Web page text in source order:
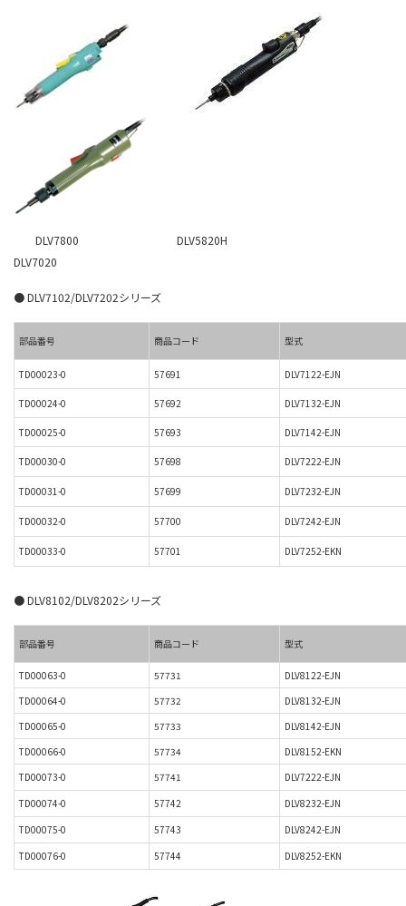
DLV7800 DLV5820H
DLV7020
● DLV7102/DLV7202シリーズ
部品番号 商品コード 型式
TD00023-0 57691 DLV7122-EJN
TD00024-0 57692 DLV7132-EJN
TD00025-0 57693 DLV7142-EJN
TD00030-0 57698 DLV7222-EJN
TD00031-0 57699 DLV7232-EJN
TD00032-0 57700 DLV7242-EJN
TD00033-0 57701 DLV7252-EKN
● DLV8102/DLV8202シリーズ
部品番号 商品コード 型式
TD00063-0 57731
DLV8122-EJN
TD00064-0
57732
DLV8132-EJN
TD00065-0
57733
DLV8142-EJN
TD00066-0
57734
DLV8152-EKN
TD00073-0
57741
DLV7222-EJN
TD00074-0
57742
DLV8232-EJN
TD00075-0
57743 DLV8242-EJN
TD00076-0
57744 DLV8252-EKN